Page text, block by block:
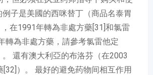
例子是美國的西咪替丁（商品名泰胃
在1991年轉為非處方藥[31]和氯雷
轉為非處方藥，請參考氯雷他定
還有澳大利亞的布洛芬（在2003
[32]）。 最好的避免药物间相互作用